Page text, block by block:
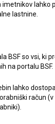
pogoje
imetnikov lahko
lastnine.
BSF so vsi, ki
na portalu BSF.
lahko
račun